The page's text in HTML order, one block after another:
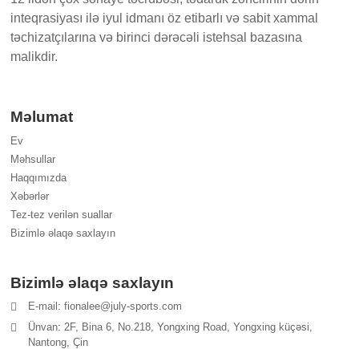
inteqrasiyası ilə iyul idmanı öz etibarlı və sabit xammal
təchizatçılarına və birinci dərəcəli istehsal bazasına
malikdir.
Məlumat
Ev
Məhsullar
Haqqımızda
Xəbərlər
Tez-tez verilən suallar
Bizimlə əlaqə saxlayın
Bizimlə əlaqə saxlayın
E-mail: fionalee@july-sports.com
Ünvan: 2F, Bina 6, No.218, Yongxing Road, Yongxing küçəsi,
Nantong, Çin